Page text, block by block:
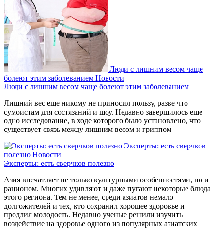
Люди с лишним весом чаще
болеют этим заболеванием Новости
Люди с лишним весом чаще болеют этим заболеванием
Лишний вес еще никому не приносил пользу, разве что
сумоистам для состязаний и шоу. Недавно завершилось еще
одно исследование, в ходе которого было установлено, что
существует связь между лишним весом и гриппом
Эксперты: есть сверчков
полезно Новости
Эксперты: есть сверчков полезно
Азия впечатляет не только культурными особенностями, но и
рационом. Многих удивляют и даже пугают некоторые блюда
этого региона. Тем не менее, среди азиатов немало
долгожителей и тех, кто сохранил хорошее здоровье и
продлил молодость. Недавно ученые решили изучить
воздействие на здоровье одного из популярных азиатских